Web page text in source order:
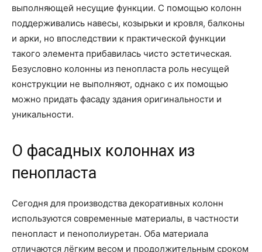
выполняющей несущие функции. С помощью колонн
поддерживались навесы, козырьки и кровля, балконы
и арки, но впоследствии к практической функции
такого элемента прибавилась чисто эстетическая.
Безусловно колонны из пенопласта роль несущей
конструкции не выполняют, однако с их помощью
можно придать фасаду здания оригинальности и
уникальности.
О фасадных колоннах из
пенопласта
Сегодня для производства декоративных колонн
используются современные материалы, в частности
пенопласт и пенополиуретан. Оба материала
отличаются лёгким весом и продолжительным сроком